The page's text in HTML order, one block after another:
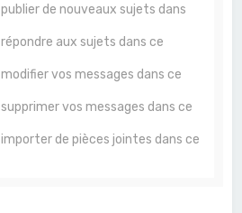
publier de nouveaux sujets dans
répondre aux sujets dans ce
modifier vos messages dans ce
supprimer vos messages dans ce
importer de pièces jointes dans ce